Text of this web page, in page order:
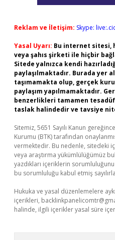
Reklam ve İletişim: Skype:
Yasal Uyarı: Bu internet sitesi,
veya şahıs şirketi ile hiçbir
Sitede yalnızca kendi
paylaşılmaktadır. Burada yer
taşımamakta olup, gerçek
paylaşım yapılmamaktadır.
benzerlikleri tamamen
taslak halindedir ve tavsiye
Sitemiz, 5651 Sayılı Kanun
Kurumu (BTK) tarafından
vermektedir. Bu nedenle, sitedeki
veya araştırma yükümlülüğümüz
yazdıkları içeriklerin
bu sorumluluğu kabul etmiş
Hukuka ve yasal düzenlemelere
içerikleri,
halinde, ilgili içerikler yasal süre